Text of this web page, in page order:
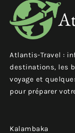
Atlantis-Travel :
destinations, les
voyage et
pour préparer
Kalambaka